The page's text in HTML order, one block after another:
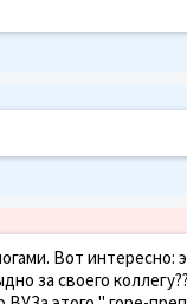
Вот интересно:
за своего